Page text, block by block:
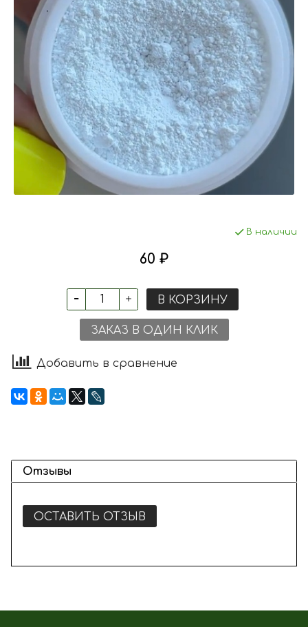
В наличии
60 ₽
В КОРЗИНУ
ЗАКАЗ В ОДИН КЛИК
Добавить в сравнение
Отзывы
ОСТАВИТЬ ОТЗЫВ